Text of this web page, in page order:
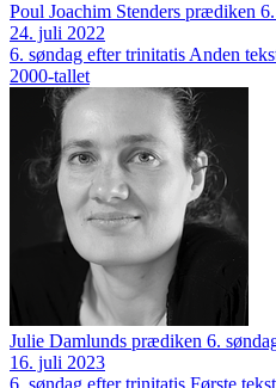
Poul Joachim Stenders prædiken
24. juli 2022
6. søndag efter trinitatis Anden
2000-tallet
Julie Damlunds prædiken 6.
16. juli 2023
6. søndag efter trinitatis Første